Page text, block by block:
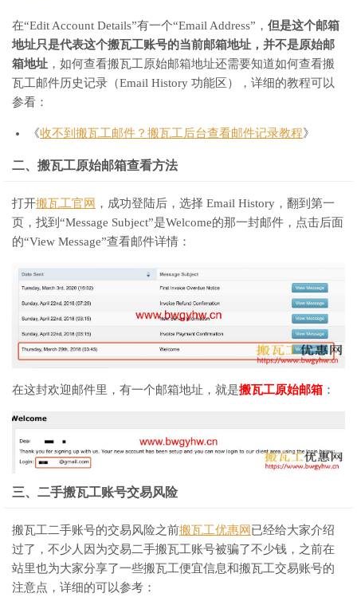
在“Edit Account Details”有一个“Email Address”， 但是这个邮箱
地址只是代表这个搬瓦工账号的当前邮箱地址，并不是原始邮
箱地址 ，如何查看搬瓦工原始邮箱地址还需要知道如何查看搬
瓦工邮件历史记录（Email History 功能区），详细的教程可以
参看：
《收不到搬瓦工邮件？搬瓦工后台查看邮件记录教程》
二、搬瓦工原始邮箱查看方法
打开搬瓦工官网 ，成功登陆后，选择 Email History，翻到第一
页，找到“Message Subject”是Welcome的那一封邮件，点击后面
的“View Message”查看邮件详情：
在这封欢迎邮件里，有一个邮箱地址，就是搬瓦工原始邮箱 ：
三、二手搬瓦工账号交易风险
搬瓦工二手账号的交易风险之前搬瓦工优惠网 已经给大家介绍
过了，不少人因为交易二手搬瓦工账号被骗了不少钱，之前在
站里也为大家分享了一些搬瓦工便宜信息和搬瓦工交易账号的
注意点，详细的可以参考：